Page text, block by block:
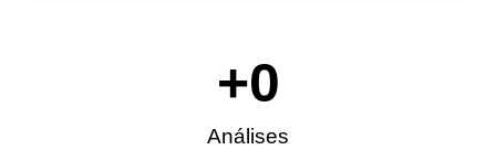
Análises
+0